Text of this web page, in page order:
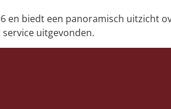
biedt een panoramisch uitzicht
uitgevonden.